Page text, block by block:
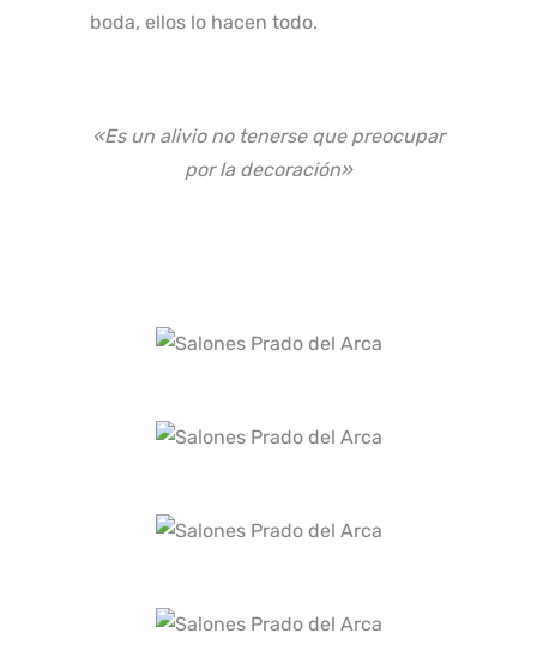
boda, ellos lo hacen todo.
«Es un alivio no tenerse que preocupar
por la decoración»